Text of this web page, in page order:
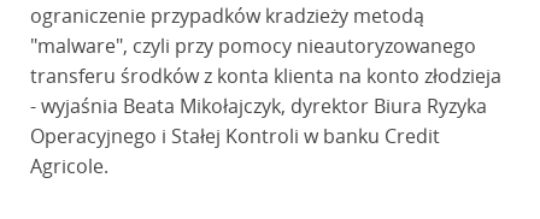
ograniczenie przypadków kradzieży metodą
"malware", czyli przy pomocy nieautoryzowanego
transferu środków z konta klienta na konto złodzieja
- wyjaśnia Beata Mikołajczyk, dyrektor Biura Ryzyka
Operacyjnego i Stałej Kontroli w banku Credit
Agricole.